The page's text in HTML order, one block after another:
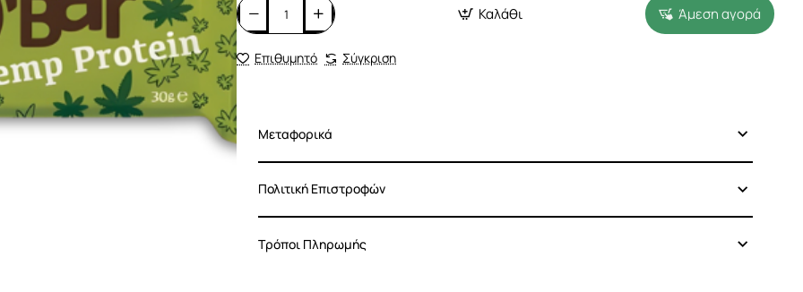
Καλάθι Άμεση αγορά
Επιθυμητό Σύγκριση
Μεταφορικά
Πολιτική Επιστροφών
Τρόποι Πληρωμής